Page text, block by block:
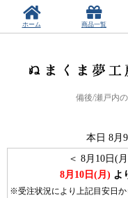
ホーム 商品一覧
備後/瀬戸内
本日 8月
＜ 8月10日(
8月10日(月) よ
※受注状況により上記目安日